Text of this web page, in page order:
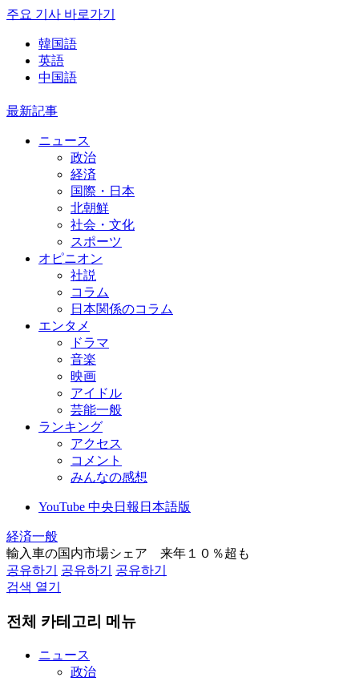
주요 기사 바로가기
韓国語
英語
中国語
最新記事
ニュース
政治
経済
国際・日本
北朝鮮
社会・文化
スポーツ
オピニオン
社説
コラム
日本関係のコラム
エンタメ
ドラマ
音楽
映画
アイドル
芸能一般
ランキング
アクセス
コメント
みんなの感想
YouTube 中央日報日本語版
経済一般
輸入車の国内市場シェア 来年１０％超も
공유하기
공유하기
공유하기
검색 열기
전체 카테고리 메뉴
ニュース
政治